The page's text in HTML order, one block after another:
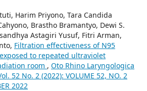
Harim Priyono, Tara Candida
Brastho Bramantyo, Dewi S.
Astagiri Yusuf, Fitri Arman,
Filtration effectiveness of N95
to repeated ultraviolet
room , Oto Rhino Laryngologica
52 No. 2 (2022): VOLUME 52, NO. 2
2022